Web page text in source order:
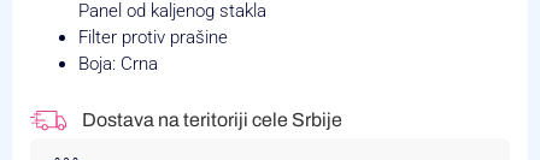
Panel od kaljenog stakla
Filter protiv prašine
Boja: Crna
Dostava na teritoriji cele Srbije